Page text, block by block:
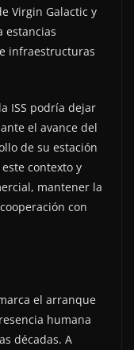
Virgin Galactic y
estancias
infraestructuras
ISS podría dejar
el avance del
de su estación
contexto y
mantener la
con
el arranque
humana
décadas. A